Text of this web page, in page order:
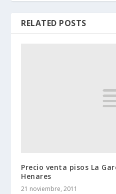
RELATED POSTS
Precio venta pisos La
Henares
21 noviembre, 2011